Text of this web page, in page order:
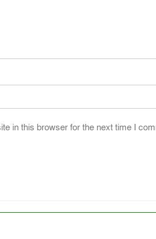
in this browser for the next time I